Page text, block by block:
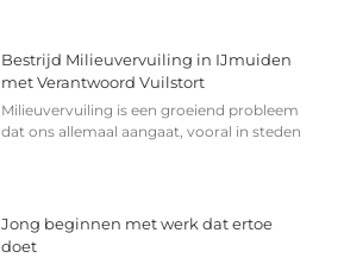
Bestrijd Milieuvervuiling in IJmuiden
met Verantwoord Vuilstort
Milieuvervuiling is een groeiend probleem
dat ons allemaal aangaat, vooral in steden
Jong beginnen met werk dat ertoe
doet